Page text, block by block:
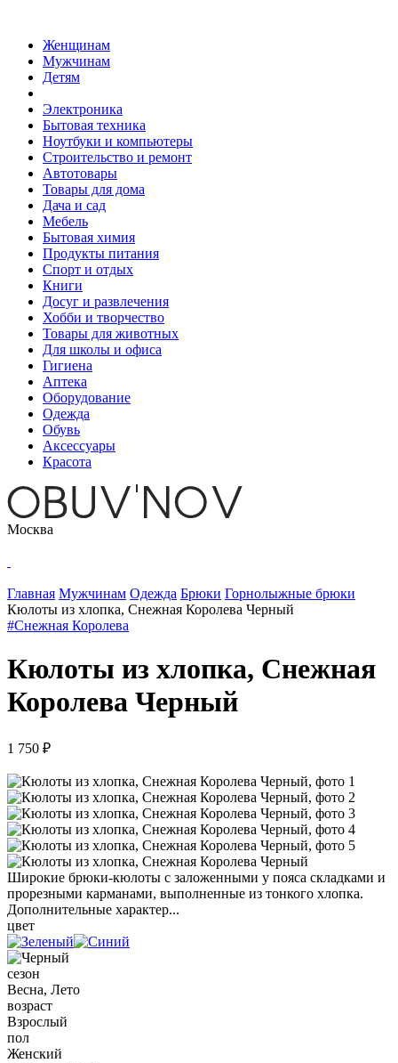
Женщинам
Мужчинам
Детям
Электроника
Бытовая техника
Ноутбуки и компьютеры
Строительство и ремонт
Автотовары
Товары для дома
Дача и сад
Мебель
Бытовая химия
Продукты питания
Спорт и отдых
Книги
Досуг и развлечения
Хобби и творчество
Товары для животных
Для школы и офиса
Гигиена
Аптека
Оборудование
Одежда
Обувь
Аксессуары
Красота
Москва
Главная Мужчинам Одежда Брюки Горнолыжные брюки
Кюлоты из хлопка, Снежная Королева Черный
#Снежная Королева
Кюлоты из хлопка, Снежная
Королева Черный
1 750 ₽
Широкие брюки-кюлоты с заложенными у пояса складками и
прорезными карманами, выполненные из тонкого хлопка.
Дополнительные характер...
цвет
сезон
Весна, Лето
возраст
Взрослый
пол
Женский